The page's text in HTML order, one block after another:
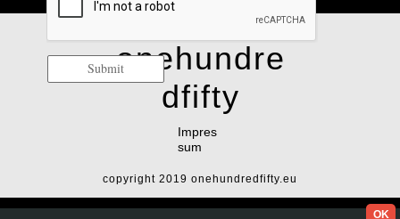
OK
Submitonehundre
dfifty
Impres
sum
copyright 2019 onehundredfifty.eu